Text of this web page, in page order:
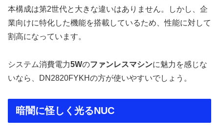
本構成は第2世代と大きな違いはありません。しかし、企
業向けに特化した機能を搭載しているため、性能に対して
割高になっています。
システム消費電力5Wのファンレスマシンに魅力を感じな
いなら、DN2820FYKHの方が使いやすいでしょう。
暗闇に怪しく光るNUC